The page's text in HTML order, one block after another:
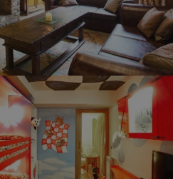
la bussola, tornerà.